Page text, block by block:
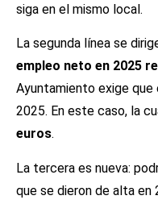
siga en el mismo local.
La segunda línea se
empleo neto en 2025
Ayuntamiento exige
2025. En este caso, la
euros.
La tercera es nueva:
que se dieron de alta en